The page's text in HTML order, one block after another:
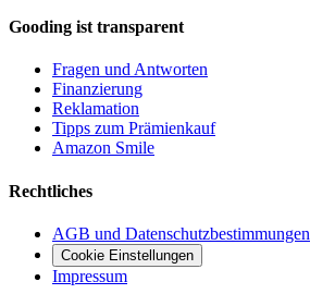
Gooding ist transparent
Fragen und Antworten
Finanzierung
Reklamation
Tipps zum Prämienkauf
Amazon Smile
Rechtliches
AGB und Datenschutzbestimmungen
Cookie Einstellungen
Impressum